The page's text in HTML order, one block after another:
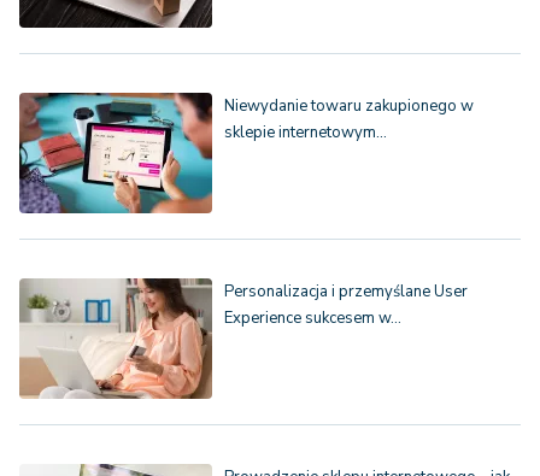
Niewydanie towaru zakupionego w
sklepie internetowym…
Personalizacja i przemyślane User
Experience sukcesem w…